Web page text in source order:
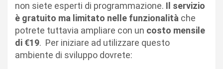
non siete esperti di programmazione. Il servizio
è gratuito ma limitato nelle funzionalità che
potrete tuttavia ampliare con un costo mensile
di €19. Per iniziare ad utilizzare questo
ambiente di sviluppo dovrete: